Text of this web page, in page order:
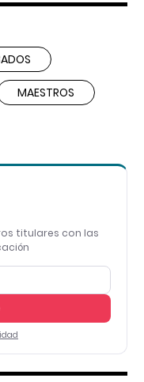
MAESTROS
titulares con las